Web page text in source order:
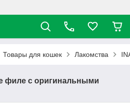
Товары для кошек Лакомства
филе с оригинальными